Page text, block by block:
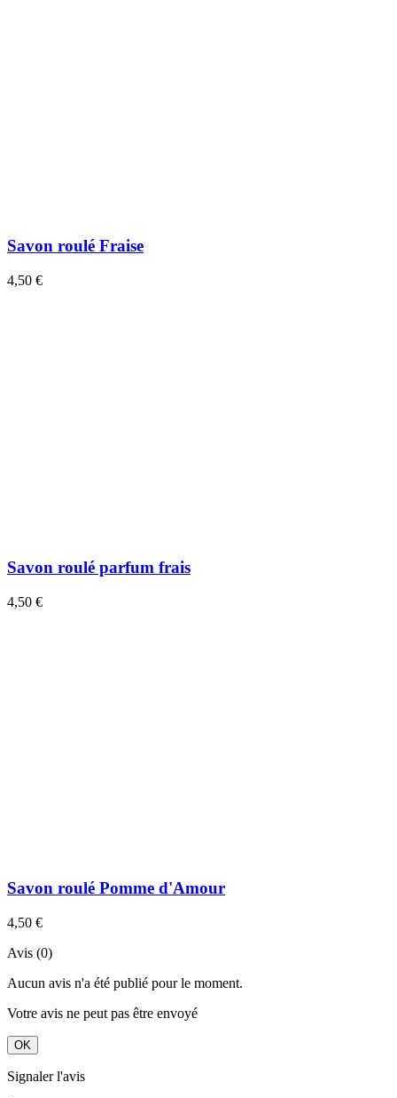
Savon roulé Fraise
4,50 €
Savon roulé parfum frais
4,50 €
Savon roulé Pomme d'Amour
4,50 €
Avis (0)
Aucun avis n'a été publié pour le moment.
Votre avis ne peut pas être envoyé
OK
Signaler l'avis